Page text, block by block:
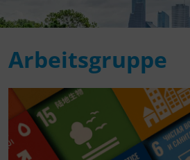
Arbeitsgruppe